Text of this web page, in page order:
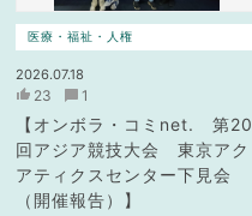
医療・福祉・人権
2026.07.18
23 1
【オンボラ・コミnet. 第20
回アジア競技大会 東京アク
アティクスセンター下見会
（開催報告）】